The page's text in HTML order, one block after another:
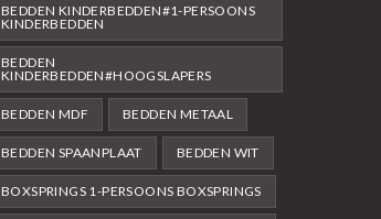
BEDDEN KINDERBEDDEN#1-PERSOONS
KINDERBEDDEN
BEDDEN
KINDERBEDDEN#HOOGSLAPERS
BEDDEN MDF BEDDEN METAAL
BEDDEN SPAANPLAAT BEDDEN WIT
BOXSPRINGS 1-PERSOONS BOXSPRINGS